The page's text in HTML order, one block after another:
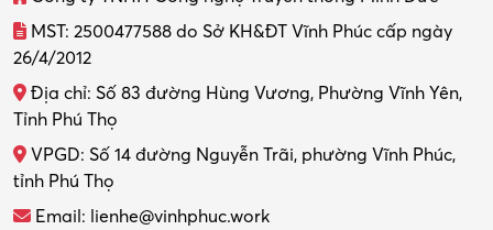
MST: 2500477588 do Sở KH&ĐT Vĩnh Phúc cấp ngày
26/4/2012
Địa chỉ: Số 83 đường Hùng Vương, Phường Vĩnh Yên,
Tỉnh Phú Thọ
VPGD: Số 14 đường Nguyễn Trãi, phường Vĩnh Phúc,
tỉnh Phú Thọ
Email: lienhe@vinhphuc.work